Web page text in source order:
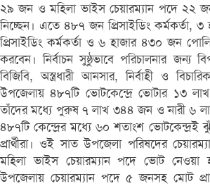
২৯ জন ও মহিলা ভাইস চেয়ারম্যান পদে ২২
নিচ্ছেন। এতে ৪৮৭ জন প্রিসাইডিং কর্মকর্তা,
প্রিসাইডিং কর্মকর্তা ও ৬ হাজার ৪৩০ জন
করবেন। নির্বাচন সুষ্ঠুভাবে পরিচালনার জন্য
বিজিবি, অস্ত্রধারী আনসার, নির্বাহী ও
উপজেলায় ৪৮৭টি ভোটকেন্দ্রে ভোটার ১৩
তাঁদের মধ্যে পুরুষ ৭ লাখ ৩৪৪ জন ও নারী ৬
৪৮৭টি কেন্দ্রের মধ্যে ৬০ শতাংশ ভোটকেন্দ্রই
প্রার্থীরা। ওই সাত উপজেলা পরিষদের
মহিলা ভাইস চেয়ারম্যান পদে ভোট নেওয়া
উপজেলায় চেয়ারম্যান পদে ৫ জনসহ মোট